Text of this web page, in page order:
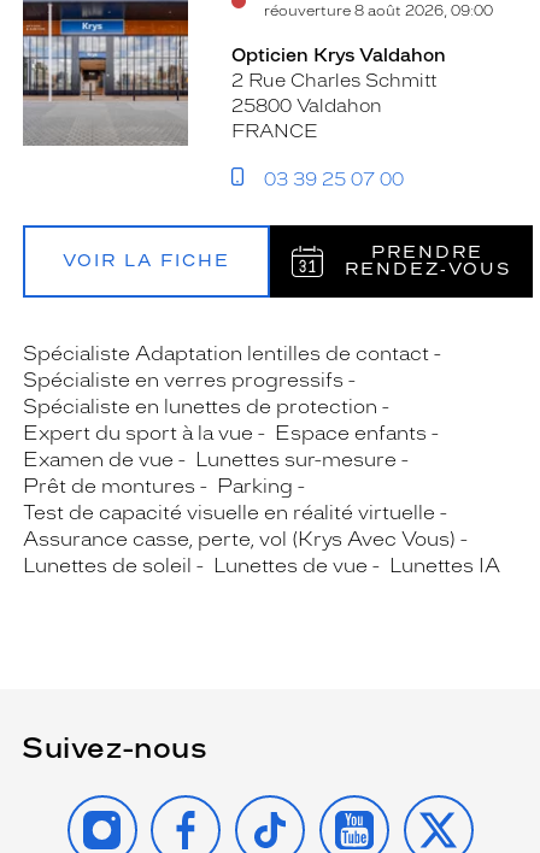
réouverture 8 août 2026, 09:00
Opticien Krys Valdahon
2 Rue Charles Schmitt
25800 Valdahon
FRANCE
03 39 25 07 00
VOIR LA FICHE
PRENDRE
RENDEZ‑VOUS
Spécialiste Adaptation lentilles de contact
Spécialiste en verres progressifs
Spécialiste en lunettes de protection
Expert du sport à la vue
Espace enfants
Examen de vue
Lunettes sur-mesure
Prêt de montures
Parking
Test de capacité visuelle en réalité virtuelle
Assurance casse, perte, vol (Krys Avec Vous)
Lunettes de soleil
Lunettes de vue Lunettes IA
Suivez-nous
INSTAGRAMFACEBOOK
TIKTOK YOUTUBE
X